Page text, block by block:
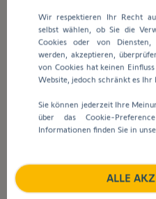
Suchleiste
werden
automatisch
Vorschläge
erleichtern.
Was ist zu tun, wenn
"Keine
Wie tausche ich die
Wir respektieren Ihr Recht
selbst wählen, ob Sie die
Cookies oder von
werden, akzeptieren,
von Cookies hat keinen
Website, jedoch schränkt es Ihr
Sie können jederzeit Ihre
über das Cookie-
Informationen finden Sie in
ALLE